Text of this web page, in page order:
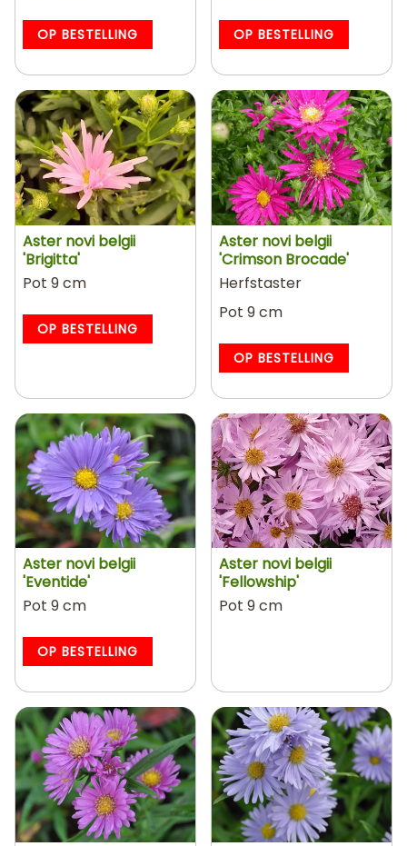
OP BESTELLING OP BESTELLING
Aster novi belgii
'Brigitta'
Pot 9 cm
OP BESTELLING
Aster novi belgii
'Crimson Brocade'
Herfstaster
Pot 9 cm
OP BESTELLING
Aster novi belgii
'Eventide'
Pot 9 cm
OP BESTELLING
Aster novi belgii
'Fellowship'
Pot 9 cm